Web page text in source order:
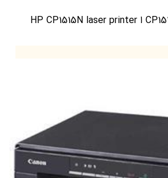
پرینتر لیزری اچ پی CP1515N ا HP CP1515N laser printer